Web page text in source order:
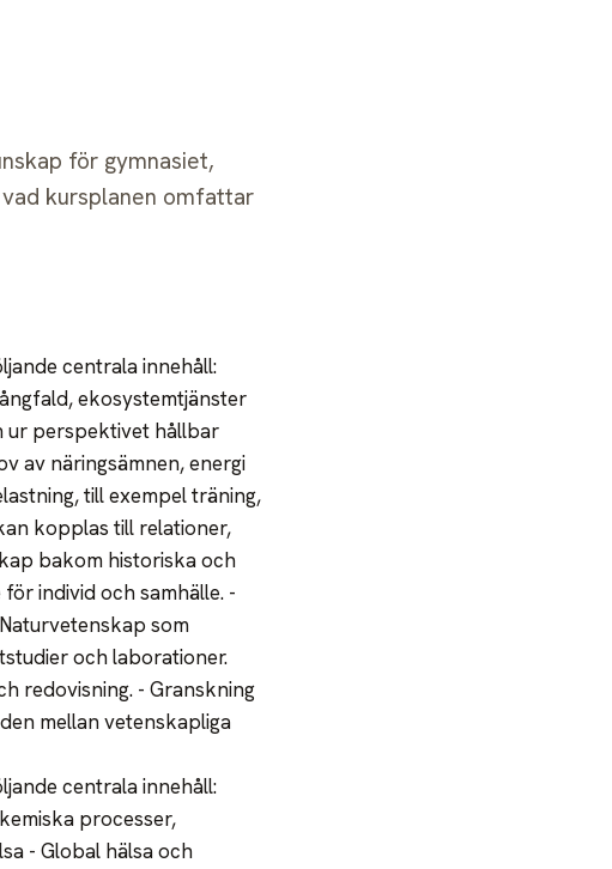
för gymnasiet,
kursplanen omfattar
centrala innehåll:
ekosystemtjänster
ur perspektivet hållbar
av näringsämnen, energi
till exempel träning,
kopplas till relationer,
bakom historiska och
individ och samhälle. -
som
och laborationer.
redovisning. - Granskning
mellan vetenskapliga
centrala innehåll:
processer,
- Global hälsa och